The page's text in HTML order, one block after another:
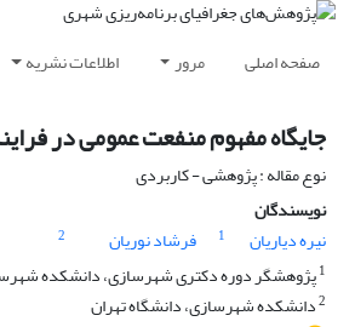
صفحه اصلی مرور اطلاعات نشریه
جایگاه مفهوم منفعت عمومی در
نوع مقاله : پژوهشی - کاربردی
نویسندگان
نیره دیاریان
1 فرشاد نوریان
2
1پژوهشگر دوره دکتری شهرسازی، دانشکده
2دانشکده شهرسازی، دانشگاه تهران